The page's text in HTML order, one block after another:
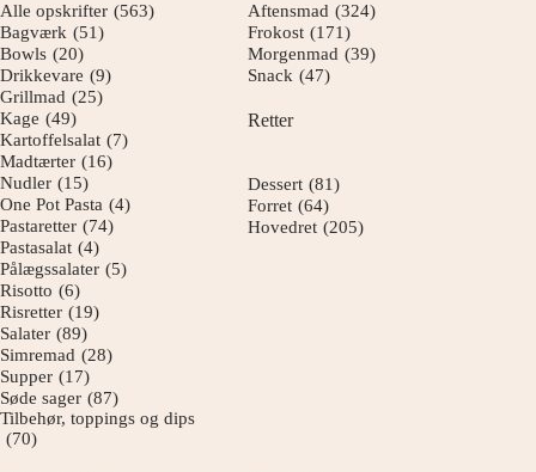
Alle opskrifter (563)
Bagværk (51)
Bowls (20)
Drikkevare (9)
Grillmad (25)
Kage (49)
Kartoffelsalat (7)
Madtærter (16)
Nudler (15)
One Pot Pasta (4)
Pastaretter (74)
Pastasalat (4)
Pålægssalater (5)
Risotto (6)
Risretter (19)
Salater (89)
Simremad (28)
Supper (17)
Søde sager (87)
Tilbehør, toppings og dips
(70)
Aftensmad (324)
Frokost (171)
Morgenmad (39)
Snack (47)
Retter
Dessert (81)
Forret (64)
Hovedret (205)